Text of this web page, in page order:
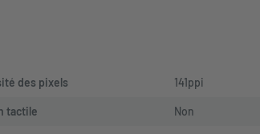
des pixels 141ppi
tactile Non